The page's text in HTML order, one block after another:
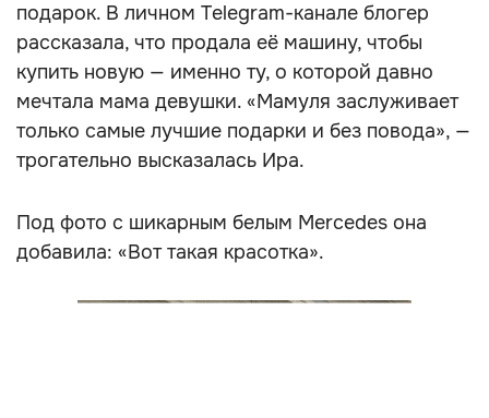
подарок. В личном Telegram-канале блогер
рассказала, что продала её машину, чтобы
купить новую — именно ту, о которой давно
мечтала мама девушки. «Мамуля заслуживает
только самые лучшие подарки и без повода», —
трогательно высказалась Ира.
Под фото с шикарным белым Mercedes она
добавила: «Вот такая красотка».